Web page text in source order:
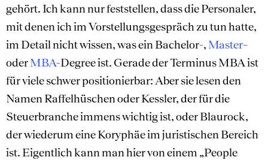
gehört. Ich kann nur feststellen, dass die Personaler,
mit denen ich im Vorstellungsgespräch zu tun hatte,
im Detail nicht wissen, was ein Bachelor-, Master–
oderMBA-Degree ist. Gerade der Terminus MBA ist
für viele schwer positionierbar: Aber sie lesen den
Namen Raffelhüschen oder Kessler, der für die
Steuerbranche immens wichtig ist, oder Blaurock,
der wiederum eine Koryphäe im juristischen Bereich
ist. Eigentlich kann man hier von einem „People